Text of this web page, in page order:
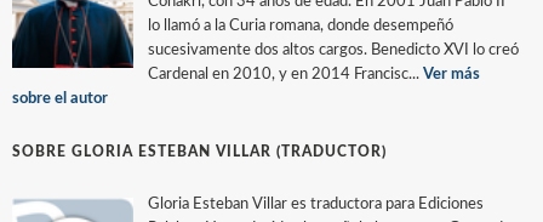
lo llamó a la Curia romana, donde desempeñó
sucesivamente dos altos cargos. Benedicto XVI lo creó
Cardenal en 2010, y en 2014 Francisc... Ver más
sobre el autor
SOBRE GLORIA ESTEBAN VILLAR (TRADUCTOR)
Gloria Esteban Villar es traductora para Ediciones